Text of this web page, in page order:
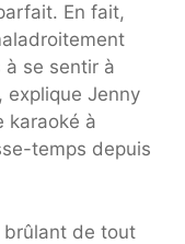
En fait,
à se sentir à
explique Jenny
karaoké à
temps depuis
brûlant de tout